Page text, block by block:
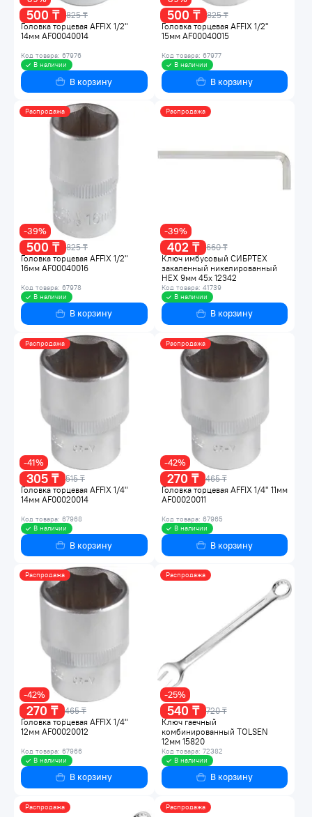
500 ₸ 825 ₸
Головка торцевая AFFIX 1/2"
14мм AF00040014
Код товара: 67976
В наличии
В корзину
500 ₸ 825 ₸
Головка торцевая AFFIX 1/2"
15мм AF00040015
Код товара: 67977
В наличии
В корзину
Распродажа
500 ₸ 825 ₸
-39%
Головка торцевая AFFIX 1/2"
16мм AF00040016
Код товара: 67978
В наличии
В корзину
Распродажа
402 ₸ 660 ₸
-39%
Ключ имбусовый СИБРТЕХ
закаленный никелированный
HEX 9мм 45x 12342
Код товара: 41739
В наличии
В корзину
Распродажа
305 ₸ 515 ₸
-41%
Головка торцевая AFFIX 1/4"
14мм AF00020014
Код товара: 67968
В наличии
В корзину
Распродажа
270 ₸ 465 ₸
-42%
Головка торцевая AFFIX 1/4" 11мм
AF00020011
Код товара: 67965
В наличии
В корзину
Распродажа
270 ₸ 465 ₸
-42%
Головка торцевая AFFIX 1/4"
12мм AF00020012
Код товара: 67966
В наличии
В корзину
Распродажа
540 ₸ 720 ₸
-25%
Ключ гаечный
комбинированный TOLSEN
12мм 15820
Код товара: 72382
В наличии
В корзину
Распродажа Распродажа